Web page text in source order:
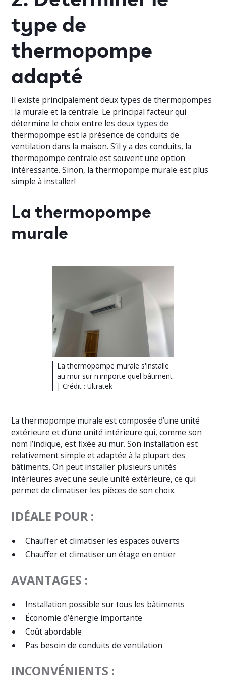
type de
thermopompe
adapté
Il existe principalement deux types de thermopompes
: la murale et la centrale. Le principal facteur qui
détermine le choix entre les deux types de
thermopompe est la présence de conduits de
ventilation dans la maison. S’il y a des conduits, la
thermopompe centrale est souvent une option
intéressante. Sinon, la thermopompe murale est plus
simple à installer!
La thermopompe
murale
La thermopompe murale s'installe
au mur sur n'importe quel bâtiment
| Crédit : Ultratek
La thermopompe murale est composée d’une unité
extérieure et d’une unité intérieure qui, comme son
nom l’indique, est fixée au mur. Son installation est
relativement simple et adaptée à la plupart des
bâtiments. On peut installer plusieurs unités
intérieures avec une seule unité extérieure, ce qui
permet de climatiser les pièces de son choix.
IDÉALE POUR :
Chauffer et climatiser les espaces ouverts
Chauffer et climatiser un étage en entier
AVANTAGES :
Installation possible sur tous les bâtiments
Économie d’énergie importante
Coût abordable
Pas besoin de conduits de ventilation
INCONVÉNIENTS :